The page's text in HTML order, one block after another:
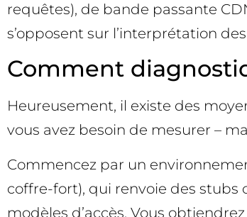
requêtes), de bande passante
s’opposent sur l’interprétation des
Comment
Heureusement, il existe des
vous avez besoin de mesurer –
Commencez par un
coffre-fort), qui renvoie des
modèles d’accès. Vous